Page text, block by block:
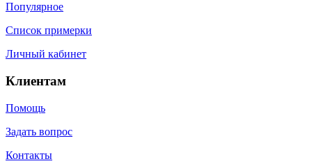
Популярное
Список примерки
Личный кабинет
Клиентам
Помощь
Задать вопрос
Контакты